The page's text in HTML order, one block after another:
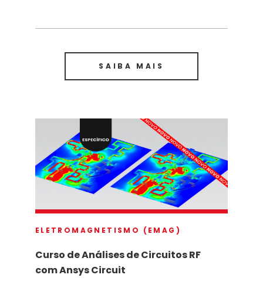
SAIBA MAIS
ELETROMAGNETISMO (EMAG)
Curso de Análises de Circuitos RF
com Ansys Circuit